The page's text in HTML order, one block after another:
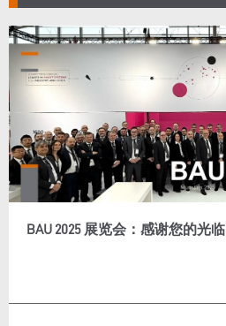
BAU 2025 展览会：感谢您的光临